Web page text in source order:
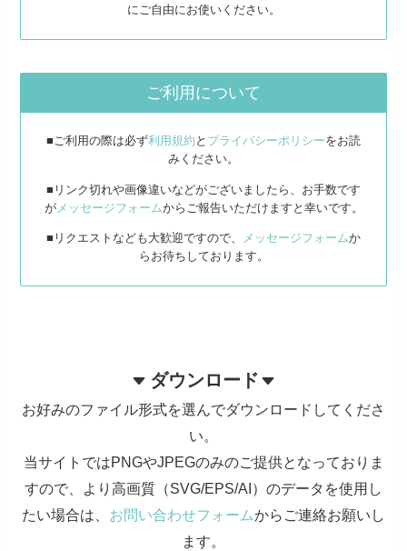
にご自由にお使いください。
ご利用について
■ご利用の際は必ず利用規約 と プライバシーポリシーをお読
みください。
■リンク切れや画像違いなどがございましたら、お手数です
がメッセージフォームからご報告いただけますと幸いです。
■リクエストなども大歓迎ですので、 メッセージフォームか
らお待ちしております。
ダウンロード
お好みのファイル形式を選んでダウンロードしてくださ
い。
当サイトではPNGやJPEGのみのご提供となっておりま
すので、より高画質（SVG/EPS/AI）のデータを使用し
たい場合は、 お問い合わせフォームからご連絡お願いし
ます。